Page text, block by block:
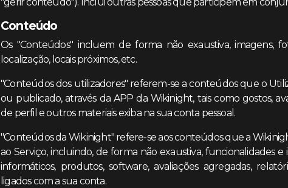
Conteúdo
Os "Conteúdos" incluem de forma não exaustiva, imagens,
localização, locais próximos, etc.
"Conteúdos dos utilizadores" referem-se a conteúdos que o
ou publicado, através da APP da Wikinight, tais como gostos,
de perfil e outros materiais exiba na sua conta pessoal.
"Conteúdos da Wikinight" refere-se aos conteúdos que a
ao Serviço, incluindo, de forma não exaustiva, funcionalidades e
informáticos, produtos, software, avaliações agregadas,
ligados com a sua conta.